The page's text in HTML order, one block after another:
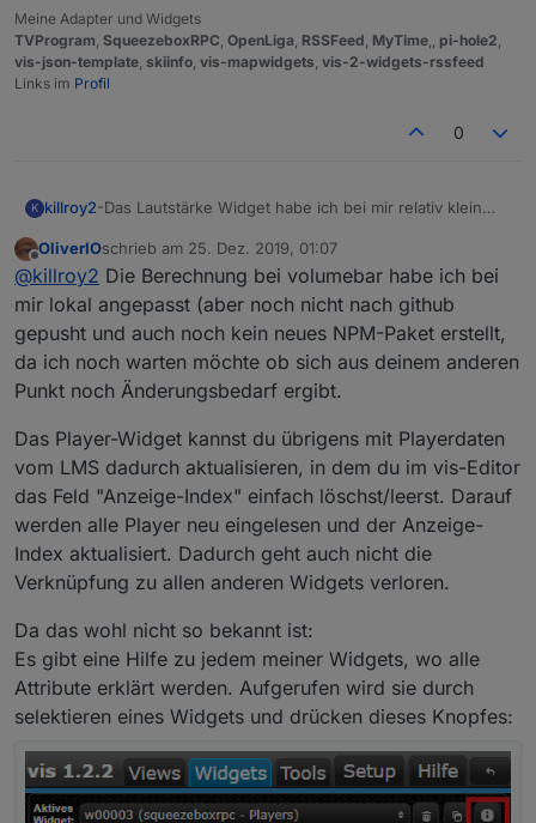
Meine Adapter und Widgets
TVProgram, SqueezeboxRPC, OpenLiga, RSSFeed, MyTime,, pi-hole2,
vis-json-template, skiinfo, vis-mapwidgets, vis-2-widgets-rssfeed
Links im Profil
0
K killroy2-Das Lautstärke Widget habe ich bei mir relativ klein
Abstände. Immer wenn ein Klick zufällig zwischen die
Balken kommt wird er verworfen. Das ist etwas
verwirrend.
-Ändert sich die LMS konfiguration muss ich ein neues
Player Widget einfügen und die anderen damit
verknüpfen, anderst schein es nicht zu gehen
Offline
OliverIOschrieb am 25. Dez. 2019, 01:07
zuletzt editiert von
@killroy2 Die Berechnung bei volumebar habe ich bei
mir lokal angepasst (aber noch nicht nach github
gepusht und auch noch kein neues NPM-Paket erstellt,
da ich noch warten möchte ob sich aus deinem anderen
Punkt noch Änderungsbedarf ergibt.
Das Player-Widget kannst du übrigens mit Playerdaten
vom LMS dadurch aktualisieren, in dem du im vis-Editor
das Feld "Anzeige-Index" einfach löschst/leerst. Darauf
werden alle Player neu eingelesen und der Anzeige-
Index aktualisiert. Dadurch geht auch nicht die
Verknüpfung zu allen anderen Widgets verloren.
Da das wohl nicht so bekannt ist:
Es gibt eine Hilfe zu jedem meiner Widgets, wo alle
Attribute erklärt werden. Aufgerufen wird sie durch
selektieren eines Widgets und drücken dieses Knopfes: